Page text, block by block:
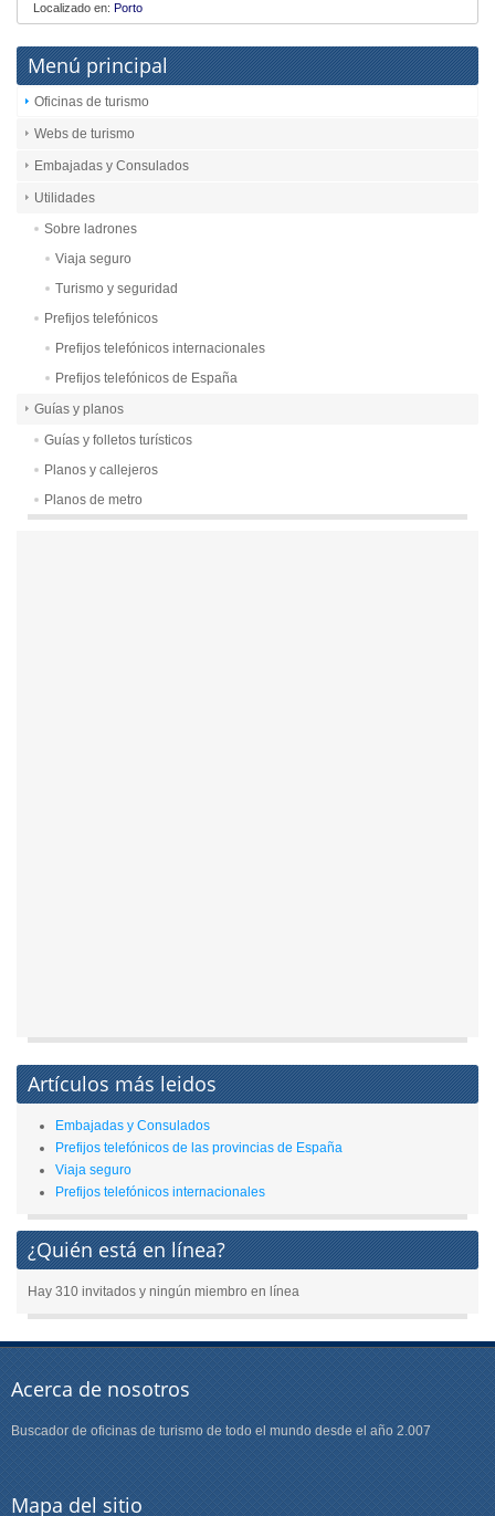
Localizado en: Porto
Menú principal
Oficinas de turismo
Webs de turismo
Embajadas y Consulados
Utilidades
Sobre ladrones
Viaja seguro
Turismo y seguridad
Prefijos telefónicos
Prefijos telefónicos internacionales
Prefijos telefónicos de España
Guías y planos
Guías y folletos turísticos
Planos y callejeros
Planos de metro
Artículos más leidos
Embajadas y Consulados
Prefijos telefónicos de las provincias de España
Viaja seguro
Prefijos telefónicos internacionales
¿Quién está en línea?
Hay 310 invitados y ningún miembro en línea
Acerca de nosotros
Buscador de oficinas de turismo de todo el mundo desde el año 2.007
Mapa del sitio